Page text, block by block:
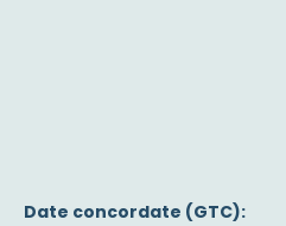
Date concordate (GTC):